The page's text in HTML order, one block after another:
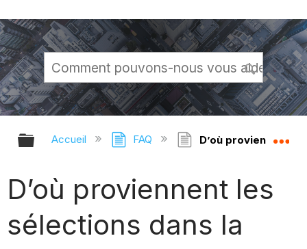
Développer/réduire la hiérarchie
Accueil FAQ D’où proviennent
D’où proviennent les
sélections dans la